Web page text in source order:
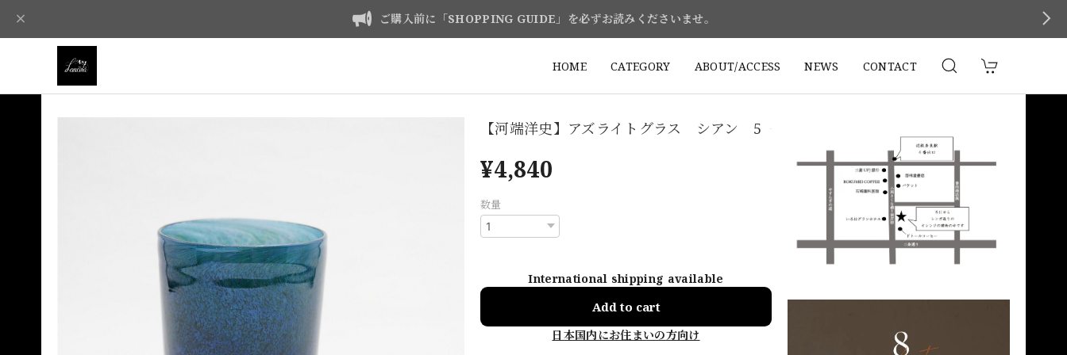
ご購入前に「SHOPPING GUIDE」を必ずお読みくださいませ。
HOME CATEGORY ABOUT/ACCESS NEWS CONTACT
【河端洋史】アズライトグラス シアン 5
¥4,840
数量
International shipping available
Add to cart
日本国内にお住まいの方向け